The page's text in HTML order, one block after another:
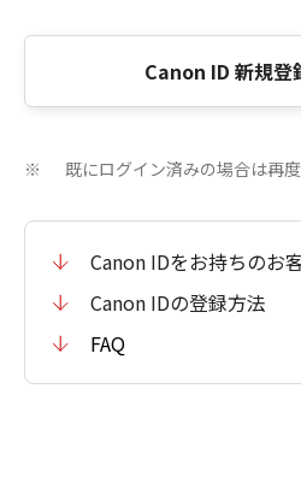
Canon ID 新規登
※ 既にログイン済みの場合は再
Canon IDをお持ちのお
Canon IDの登録方法
FAQ